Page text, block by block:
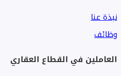
نبذة عنا
وظائف
العاملين في القطاع العقاري